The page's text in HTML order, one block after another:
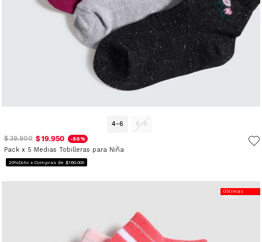
4-6 6-8
$ 39.900 $ 19.950 -50%
Pack x 5 Medias Tobilleras para Niña
20%Dcto x Compras de $160.000
Últimas
Tallas